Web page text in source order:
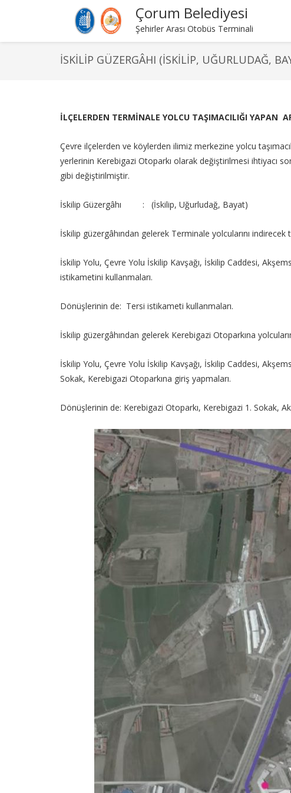
Çorum Belediyesi
Şehirler Arası Otobüs Terminali
İSKILIP GÜZERGÂHI (İSKILIP, UĞURLUDAĞ,
İLÇELERDEN TERMİNALE YOLCU TAŞIMACILIĞI YAPAN
Çevre ilçelerden ve köylerden ilimiz merkezine yolcu
yerlerinin Kerebigazi Otoparkı olarak değiştirilmesi ihtiyacı
gibi değiştirilmiştir.
İskilip Güzergâhı : (İskilip, Uğurludağ, Bayat)
İskilip güzergâhından gelerek Terminale yolcularını indirecek
İskilip Yolu, Çevre Yolu İskilip Kavşağı, İskilip Caddesi,
istikametini kullanmaları.
Dönüşlerinin de: Tersi istikameti kullanmaları.
İskilip güzergâhından gelerek Kerebigazi Otoparkına
İskilip Yolu, Çevre Yolu İskilip Kavşağı, İskilip Caddesi,
Sokak, Kerebigazi Otoparkına giriş yapmaları.
Dönüşlerinin de: Kerebigazi Otoparkı, Kerebigazi 1. Sokak,